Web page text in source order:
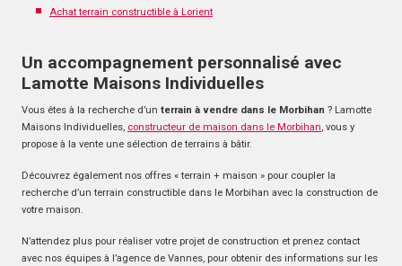
Achat terrain constructible à Lorient
Un accompagnement personnalisé avec
Lamotte Maisons Individuelles
Vous êtes à la recherche d’un terrain à vendre dans le Morbihan ? Lamotte
Maisons Individuelles, constructeur de maison dans le Morbihan, vous y
propose à la vente une sélection de terrains à bâtir.
Découvrez également nos offres « terrain + maison » pour coupler la
recherche d’un terrain constructible dans le Morbihan avec la construction de
votre maison.
N’attendez plus pour réaliser votre projet de construction et prenez contact
avec nos équipes à l’agence de Vannes, pour obtenir des informations sur les